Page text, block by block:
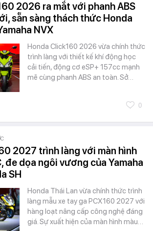
2026 ra mắt với phanh ABS
sẵn sàng thách thức Honda
NVX
Honda Click160 2026 vừa chính thức
trình làng với thiết kế khí động học
cải tiến, động cơ eSP+ 157cc mạnh
mẽ cùng phanh ABS an toàn. Sở…
0
2027 trình làng với màn hình
đe dọa ngôi vương của Yamaha
SH
Honda Thái Lan vừa chính thức trình
làng mẫu xe tay ga PCX160 2027 với
hàng loạt nâng cấp công nghệ đáng
giá. Sự xuất hiện của màn hình màu…